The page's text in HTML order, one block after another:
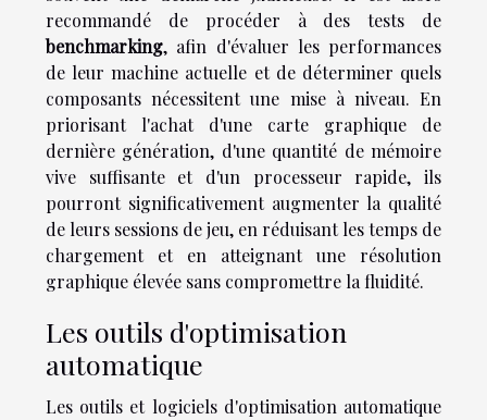
recommandé de procéder à des tests de
benchmarking, afin d'évaluer les performances
de leur machine actuelle et de déterminer quels
composants nécessitent une mise à niveau. En
priorisant l'achat d'une carte graphique de
dernière génération, d'une quantité de mémoire
vive suffisante et d'un processeur rapide, ils
pourront significativement augmenter la qualité
de leurs sessions de jeu, en réduisant les temps de
chargement et en atteignant une résolution
graphique élevée sans compromettre la fluidité.
Les outils d'optimisation
automatique
Les outils et logiciels d'optimisation automatique